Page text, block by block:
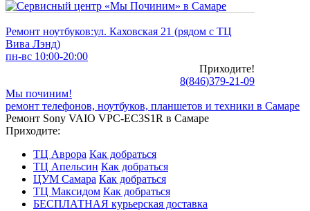
Ремонт ноутбуков:ул. Каховская 21 (рядом с ТЦ
Вива Лэнд)
пн-вс 10:00-20:00
Приходите!
8(846)379-21-09
Мы починим!
ремонт телефонов, ноутбуков, планшетов и техники в Самаре
Ремонт Sony VAIO VPC-EC3S1R в Самаре
Приходите:
ТЦ Аврора Как добраться
ТЦ Апельсин Как добраться
ЦУМ Самара Как добраться
ТЦ Максидом Как добраться
БЕСПЛАТНАЯ курьерская доставка